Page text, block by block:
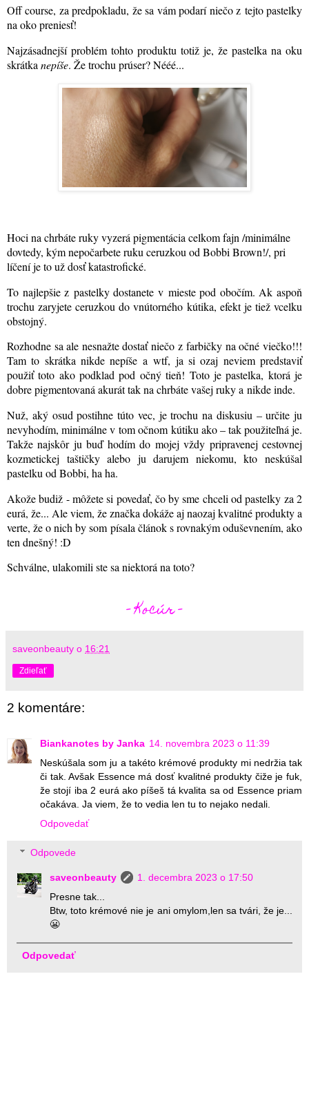
Off course, za predpokladu, že sa vám podarí niečo z tejto pastelky
na oko preniesť!
Najzásadnejší problém tohto produktu totiž je, že pastelka na oku
skrátka nepíše. Že trochu prúser? Nééé...
Hoci na chrbáte ruky vyzerá pigmentácia celkom fajn /minimálne
dovtedy, kým nepočarbete ruku ceruzkou od Bobbi Brown!/, pri
líčení je to už dosť katastrofické.
To najlepšie z pastelky dostanete v mieste pod obočím. Ak aspoň
trochu zaryjete ceruzkou do vnútorného kútika, efekt je tiež vcelku
obstojný.
Rozhodne sa ale nesnažte dostať niečo z farbičky na očné viečko!!!
Tam to skrátka nikde nepíše a wtf, ja si ozaj neviem predstaviť
použiť toto ako podklad pod očný tieň! Toto je pastelka, ktorá je
dobre pigmentovaná akurát tak na chrbáte vašej ruky a nikde inde.
Nuž, aký osud postihne túto vec, je trochu na diskusiu – určite ju
nevyhodím, minimálne v tom očnom kútiku ako – tak použiteľná je.
Takže najskôr ju buď hodím do mojej vždy pripravenej cestovnej
kozmetickej taštičky alebo ju darujem niekomu, kto neskúšal
pastelku od Bobbi, ha ha.
Akože budiž - môžete si povedať, čo by sme chceli od pastelky za 2
eurá, že... Ale viem, že značka dokáže aj naozaj kvalitné produkty a
verte, že o nich by som písala článok s rovnakým oduševnením, ako
ten dnešný! :D
Schválne, ulakomili ste sa niektorá na toto?
- Kocúr -
saveonbeauty o 16:21
Zdieľať
2 komentáre:
Biankanotes by Janka 14. novembra 2023 o 11:39
Neskúšala som ju a takéto krémové produkty mi nedržia tak
či tak. Avšak Essence má dosť kvalitné produkty čiže je fuk,
že stojí iba 2 eurá ako píšeš tá kvalita sa od Essence priam
očakáva. Ja viem, že to vedia len tu to nejako nedali.
Odpovedať
Odpovede
saveonbeauty
1. decembra 2023 o 17:50
Presne tak...
Btw, toto krémové nie je ani omylom,len sa tvári, že je...
😬
Odpovedať